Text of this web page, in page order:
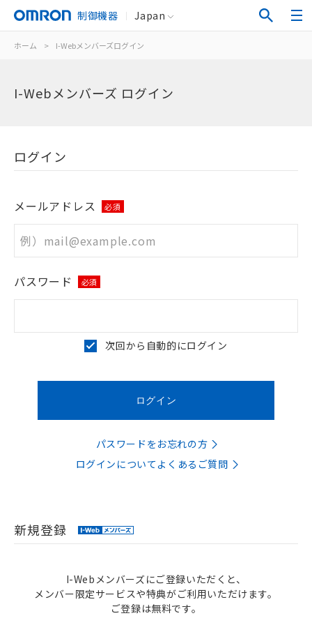
制御機器 Japan
ホーム > I-Webメンバーズログイン
I-Webメンバーズ ログイン
ログイン
メールアドレス 必須
パスワード 必須
次回から自動的にログイン
パスワードをお忘れの方
ログインについてよくあるご質問
新規登録
I-Webメンバーズにご登録いただくと、
メンバー限定サービスや特典がご利用いただけます。
ご登録は無料です。